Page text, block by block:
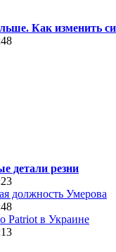
Как изменить
детали резни
должность Умерова
Patriot в Украине